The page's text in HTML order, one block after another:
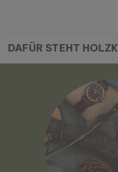
DAFÜR STEHT